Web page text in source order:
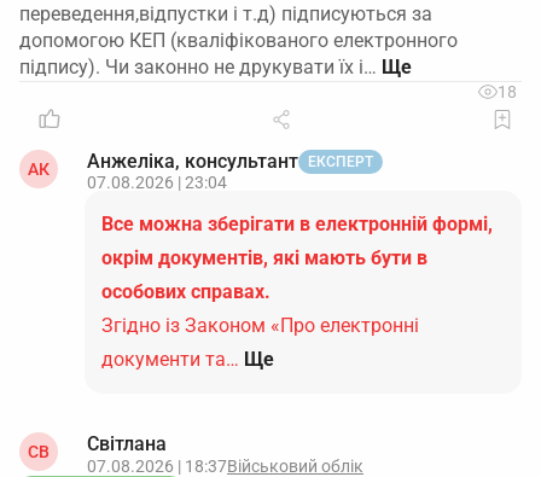
переведення,відпустки і т.д) підписуються за
допомогою КЕП (кваліфікованого електронного
підпису). Чи законно не друкувати їх і…
18
АК Анжеліка, консультант ЕКСПЕРТ
07.08.2026 | 23:04
Все можна зберігати в електронній формі,
окрім документів, які мають бути в
особових справах.
Згідно із Законом «Про електронні
документи та… Ще
СВ Світлана
07.08.2026 | 18:37Військовий облік